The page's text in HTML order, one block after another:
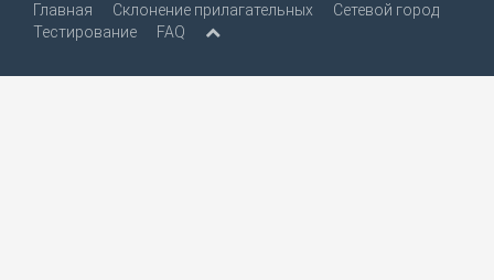
Главная
Склонение прилагательных
Сетевой город
Тестирование
FAQ